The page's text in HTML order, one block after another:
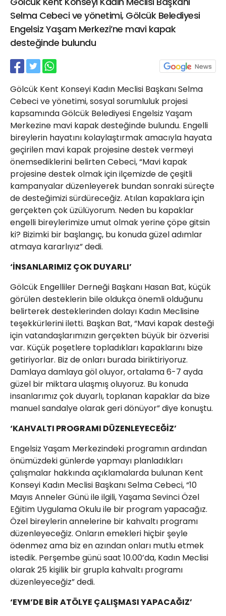
Selma Cebeci ve yönetimi, Gölcük Belediyesi
Engelsiz Yaşam Merkezi’ne mavi kapak
desteğinde bulundu
Gölcük Kent Konseyi Kadın Meclisi Başkanı Selma
Cebeci ve yönetimi, sosyal sorumluluk projesi
kapsamında Gölcük Belediyesi Engelsiz Yaşam
Merkezine mavi kapak desteğinde bulundu. Engelli
bireylerin hayatını kolaylaştırmak amacıyla hayata
geçirilen mavi kapak projesine destek vermeyi
önemsediklerini belirten Cebeci, “Mavi kapak
projesine destek olmak için ilçemizde de çeşitli
kampanyalar düzenleyerek bundan sonraki süreçte
de desteğimizi sürdüreceğiz. Atılan kapaklara için
gerçekten çok üzülüyorum. Neden bu kapaklar
engelli bireylerimize umut olmak yerine çöpe gitsin
ki? Bizimki bir başlangıç, bu konuda güzel adımlar
atmaya kararlıyız” dedi.
‘İNSANLARIMIZ ÇOK DUYARLI’
Gölcük Engelliler Derneği Başkanı Hasan Bat, küçük
görülen desteklerin bile oldukça önemli olduğunu
belirterek desteklerinden dolayı Kadın Meclisine
teşekkürlerini iletti. Başkan Bat, “Mavi kapak desteği
için vatandaşlarımızın gerçekten büyük bir özverisi
var. Küçük poşetlere topladıkları kapaklarını bize
getiriyorlar. Biz de onları burada biriktiriyoruz.
Damlaya damlaya göl oluyor, ortalama 6-7 ayda
güzel bir miktara ulaşmış oluyoruz. Bu konuda
insanlarımız çok duyarlı, toplanan kapaklar da bize
manuel sandalye olarak geri dönüyor” diye konuştu.
‘KAHVALTI PROGRAMI DÜZENLEYECEĞİZ’
Engelsiz Yaşam Merkezindeki programın ardından
önümüzdeki günlerde yapmayı planladıkları
çalışmalar hakkında açıklamalarda bulunan Kent
Konseyi Kadın Meclisi Başkanı Selma Cebeci, “10
Mayıs Anneler Günü ile ilgili, Yaşama Sevinci Özel
Eğitim Uygulama Okulu ile bir program yapacağız.
Özel bireylerin annelerine bir kahvaltı programı
düzenleyeceğiz. Onların emekleri hiçbir şeyle
ödenmez ama biz en azından onları mutlu etmek
istedik. Perşembe günü saat 10.00’da, Kadın Meclisi
olarak 25 kişilik bir grupla kahvaltı programı
düzenleyeceğiz” dedi.
‘EYM’DE BİR ATÖLYE ÇALIŞMASI YAPACAĞIZ’
21 Gölcük
02624132333